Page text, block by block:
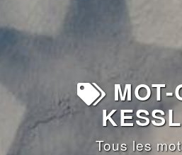
MOT-
Tous les